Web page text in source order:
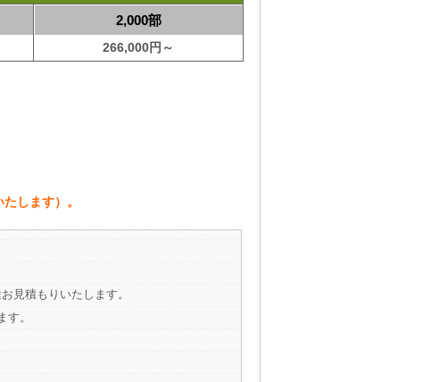
2,000部
266,000円～
します）。
見積もりいたします。
。